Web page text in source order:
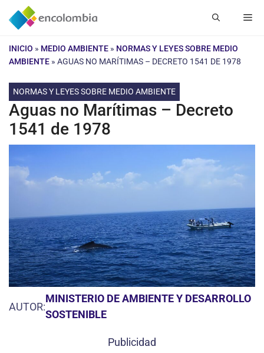
Saltar
INICIO » MEDIO AMBIENTE » NORMAS Y LEYES SOBRE MEDIO
AMBIENTE » AGUAS NO MARÍTIMAS – DECRETO 1541 DE 1978
NORMAS Y LEYES SOBRE MEDIO AMBIENTE
Aguas no Marítimas – Decreto
1541 de 1978
AUTOR:
MINISTERIO DE AMBIENTE Y DESARROLLO
SOSTENIBLE
Publicidad